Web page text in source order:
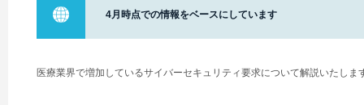
4月時点での情報をベースにしています
医療業界で増加しているサイバーセキュリティ要求について解説いたしま